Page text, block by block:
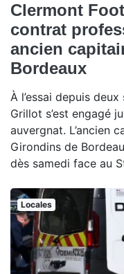
Clermont
contrat
ancien
Bordeaux
À l’essai depuis
Grillot s’est engagé
auvergnat. L’ancien
Girondins de
dès samedi face au
Locales